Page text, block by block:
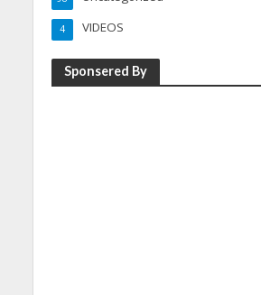
VIDEOS
4
Sponsered By